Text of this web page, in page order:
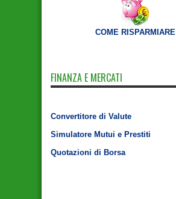
COME RISPARMIARE
FINANZA E MERCATI
Convertitore di Valute
Simulatore Mutui e Prestiti
Quotazioni di Borsa